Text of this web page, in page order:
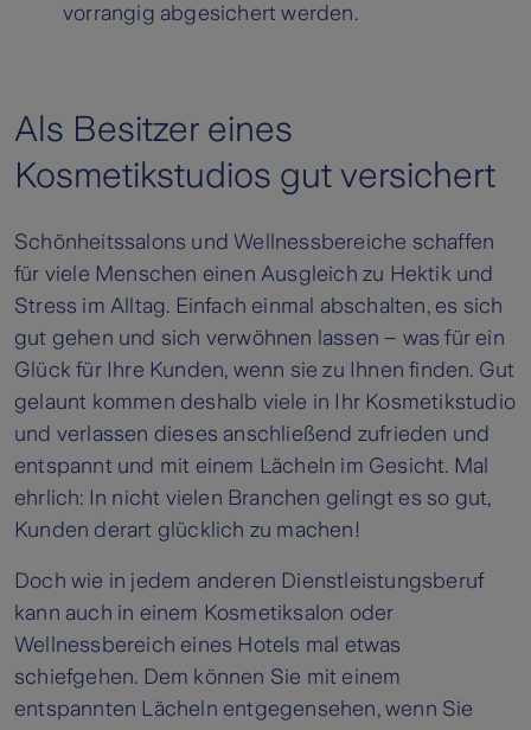
vorrangig abgesichert werden.
Als Besitzer eines
Kosmetikstudios gut versichert
Schönheitssalons und Wellnessbereiche schaffen
für viele Menschen einen Ausgleich zu Hektik und
Stress im Alltag. Einfach einmal abschalten, es sich
gut gehen und sich verwöhnen lassen – was für ein
Glück für Ihre Kunden, wenn sie zu Ihnen finden. Gut
gelaunt kommen deshalb viele in Ihr Kosmetikstudio
und verlassen dieses anschließend zufrieden und
entspannt und mit einem Lächeln im Gesicht. Mal
ehrlich: In nicht vielen Branchen gelingt es so gut,
Kunden derart glücklich zu machen!
Doch wie in jedem anderen Dienstleistungsberuf
kann auch in einem Kosmetiksalon oder
Wellnessbereich eines Hotels mal etwas
schiefgehen. Dem können Sie mit einem
entspannten Lächeln entgegensehen, wenn Sie